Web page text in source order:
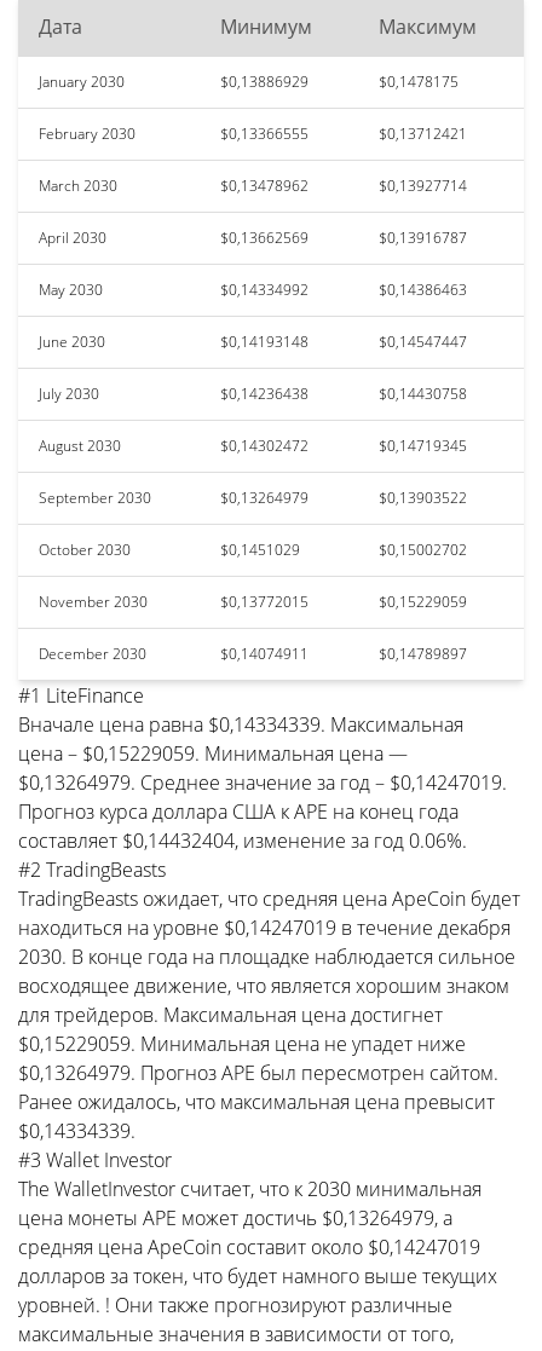
Дата Минимум Максимум
January 2030 $0,13886929 $0,1478175
February 2030 $0,13366555 $0,13712421
March 2030 $0,13478962 $0,13927714
April 2030 $0,13662569 $0,13916787
May 2030 $0,14334992 $0,14386463
June 2030 $0,14193148 $0,14547447
July 2030 $0,14236438 $0,14430758
August 2030 $0,14302472 $0,14719345
September 2030 $0,13264979 $0,13903522
October 2030 $0,1451029 $0,15002702
November 2030 $0,13772015 $0,15229059
December 2030 $0,14074911 $0,14789897
#1 LiteFinance
Вначале цена равна $0,14334339. Максимальная
цена – $0,15229059. Минимальная цена —
$0,13264979. Среднее значение за год – $0,14247019.
Прогноз курса доллара США к APE на конец года
составляет $0,14432404, изменение за год 0.06%.
#2 TradingBeasts
TradingBeasts ожидает, что средняя цена ApeCoin будет
находиться на уровне $0,14247019 в течение декабря
2030. В конце года на площадке наблюдается сильное
восходящее движение, что является хорошим знаком
для трейдеров. Максимальная цена достигнет
$0,15229059. Минимальная цена не упадет ниже
$0,13264979. Прогноз APE был пересмотрен сайтом.
Ранее ожидалось, что максимальная цена превысит
$0,14334339.
#3 Wallet Investor
The WalletInvestor считает, что к 2030 минимальная
цена монеты APE может достичь $0,13264979, а
средняя цена ApeCoin составит около $0,14247019
долларов за токен, что будет намного выше текущих
уровней. ! Они также прогнозируют различные
максимальные значения в зависимости от того,